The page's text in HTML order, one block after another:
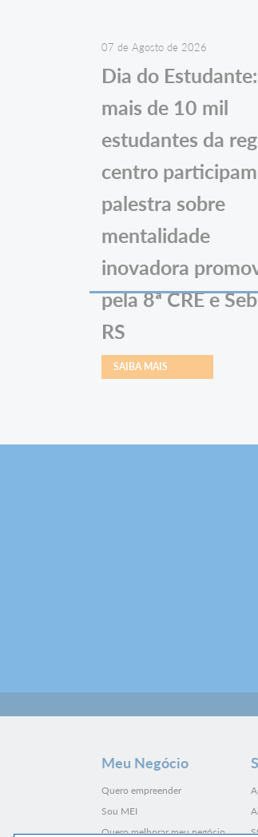
07 de Agosto de 2026
Dia do Estudante:
mais de 10 mil
estudantes da
centro
palestra sobre
mentalidade
inovadora
pela 8ª CRE e
RS
SAIBA MAIS
Meu Negócio
Quero empreender
Sou MEI
Quero melhorar meu negócio